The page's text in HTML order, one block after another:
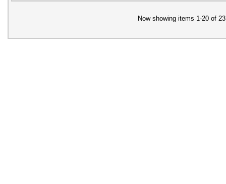
Now showing items 1-20 of 23